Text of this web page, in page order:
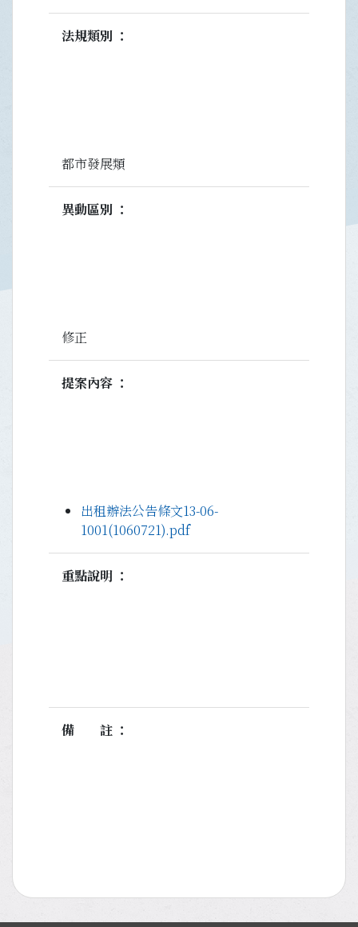
法規類別
都市發展類
異動區別
修正
提案內容
出租辦法公告條文13-06-
1001(1060721).pdf
重點說明
備註